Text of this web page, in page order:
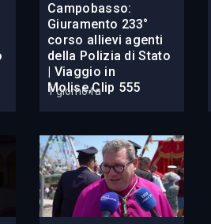
Campobasso:
Giuramento 233°
corso allievi agenti
della Polizia di Stato
| Viaggio in
Molise,Clip 555
1 giorno fa